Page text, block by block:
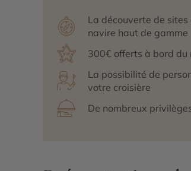
La découverte de
navire haut de gamme
300€ offerts à bord du
La possibilité de
votre croisière
De nombreux